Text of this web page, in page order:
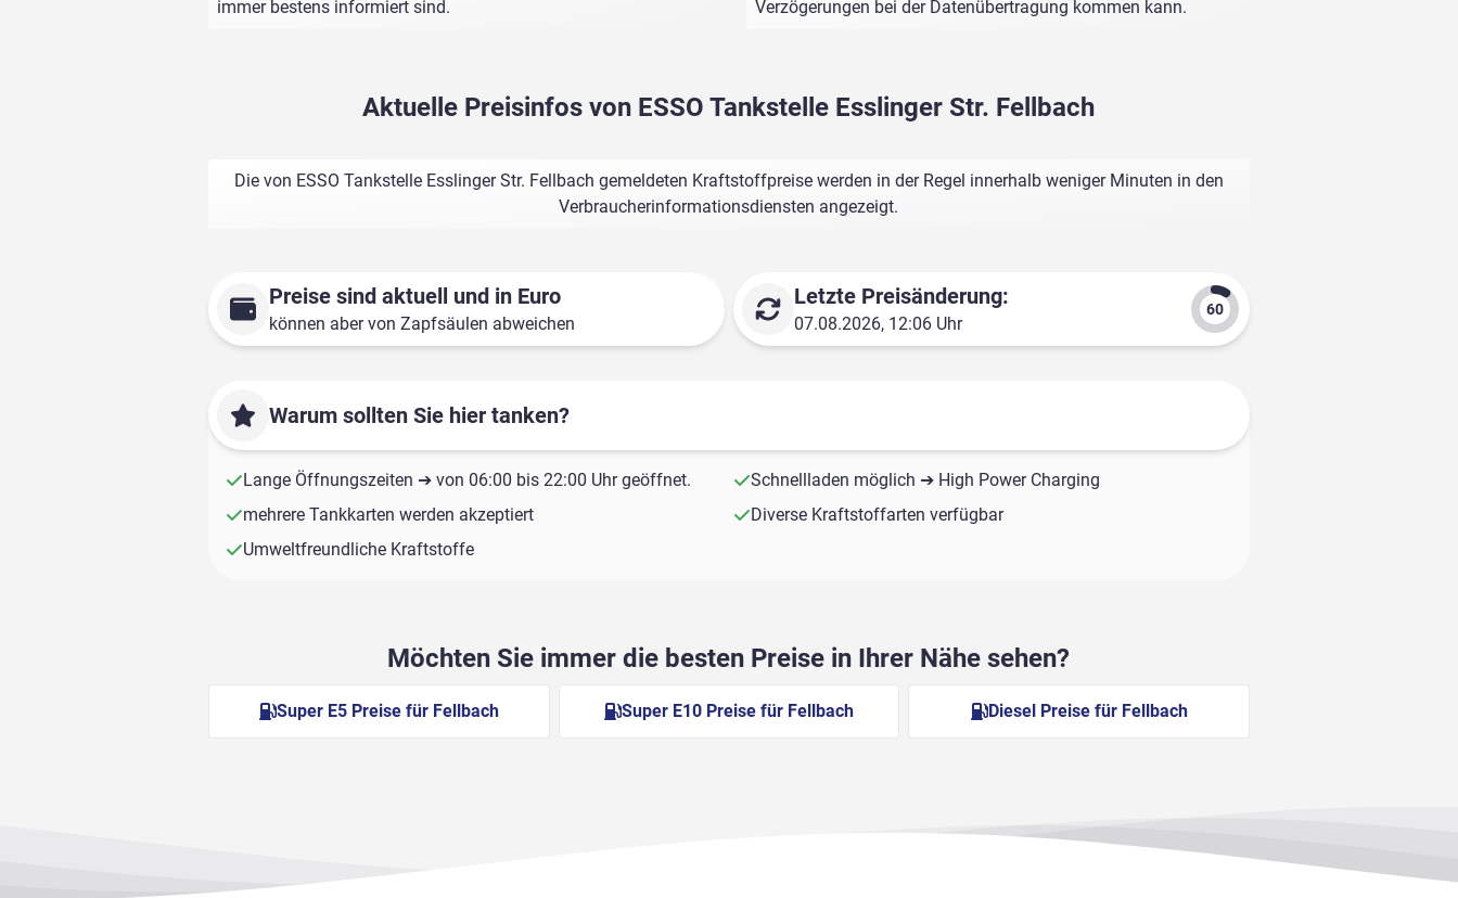
immer bestens informiert sind.
Verzögerungen bei der Datenübertragung kommen kann.
Aktuelle Preisinfos von ESSO Tankstelle Esslinger Str. Fellbach
Die von ESSO Tankstelle Esslinger Str. Fellbach gemeldeten Kraftstoffpreise werden in der Regel innerhalb weniger Minuten in den
Verbraucherinformationsdiensten angezeigt.
Preise sind aktuell und in Euro
können aber von Zapfsäulen abweichen
Letzte Preisänderung:
07.08.2026, 12:06 Uhr
Warum sollten Sie hier tanken?
Lange Öffnungszeiten ➔ von 06:00 bis 22:00 Uhr geöffnet.
Schnellladen möglich ➔ High Power Charging
mehrere Tankkarten werden akzeptiert
Diverse Kraftstoffarten verfügbar
Umweltfreundliche Kraftstoffe
Möchten Sie immer die besten Preise in Ihrer Nähe sehen?
Super E5 Preise für Fellbach Super E10 Preise für Fellbach Diesel Preise für Fellbach